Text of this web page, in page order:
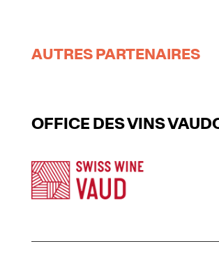
AUTRES PARTENAIRES
OFFICE DES VINS